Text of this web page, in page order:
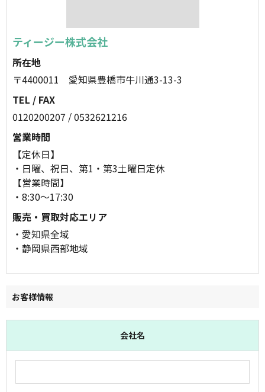
ティージー株式会社
所在地
〒4400011 愛知県豊橋市牛川通3-13-3
TEL / FAX
0120200207 / 0532621216
営業時間
【定休日】
・日曜、祝日、第1・第3土曜日定休
【営業時間】
・8:30～17:30
販売・買取対応エリア
・愛知県全域
・静岡県西部地域
お客様情報
会社名